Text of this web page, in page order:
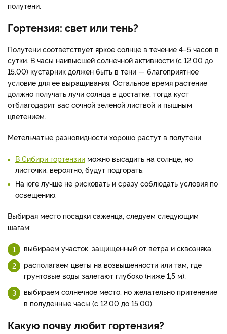
полутени.
Гортензия: свет или тень?
Полутени соответствует яркое солнце в течение 4–5 часов в
сутки. В часы наивысшей солнечной активности (с 12.00 до
15.00) кустарник должен быть в тени — благоприятное
условие для ее выращивания. Остальное время растение
должно получать лучи солнца в достатке, тогда куст
отблагодарит вас сочной зеленой листвой и пышным
цветением.
Метельчатые разновидности хорошо растут в полутени.
В Сибири гортензии можно высадить на солнце, но
листочки, вероятно, будут подгорать.
На юге лучше не рисковать и сразу соблюдать условия по
освещению.
Выбирая место посадки саженца, следуем следующим
шагам:
выбираем участок, защищенный от ветра и сквозняка;
располагаем цветы на возвышенности или там, где
грунтовые воды залегают глубоко (ниже 1,5 м);
выбираем солнечное место, но желательно притенение
в полуденные часы (с 12.00 до 15.00).
Какую почву любит гортензия?